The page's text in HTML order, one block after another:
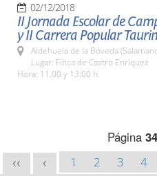
02/12/2018
II Jornada Escolar de
y II Carrera Popular
Aldehuela de la Bóveda
Lugar: Finca de Castro Enríquez
Hora: 11.00 y 13:00 h.
Página
<< < 1 2 3 4